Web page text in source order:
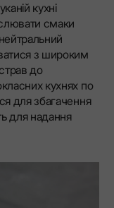
кухні
смаки
з широким
до
кухнях по
для збагачення
для надання